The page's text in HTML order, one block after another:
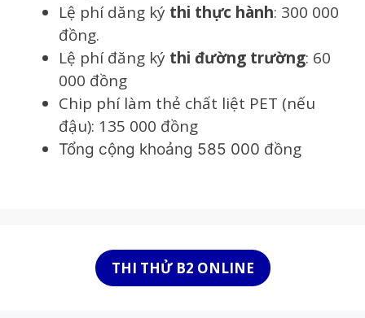
Lệ phí dăng ký thi thực hành: 300 000
đồng.
Lệ phí đăng ký thi đường trường: 60
000 đồng
Chip phí làm thẻ chất liệt PET (nếu
đậu): 135 000 đồng
Tổng cộng khoảng 585 000 đồng
THI THỬ B2 ONLINE